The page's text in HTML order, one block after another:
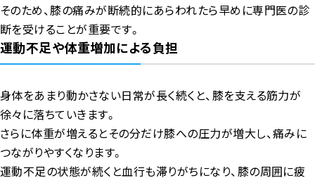
そのため、膝の痛みが断続的にあらわれたら早めに専門医の診
断を受けることが重要です。
運動不足や体重増加による負担
身体をあまり動かさない日常が長く続くと、膝を支える筋力が
徐々に落ちていきます。
さらに体重が増えるとその分だけ膝への圧力が増大し、痛みに
つながりやすくなります。
運動不足の状態が続くと血行も滞りがちになり、膝の周囲に疲